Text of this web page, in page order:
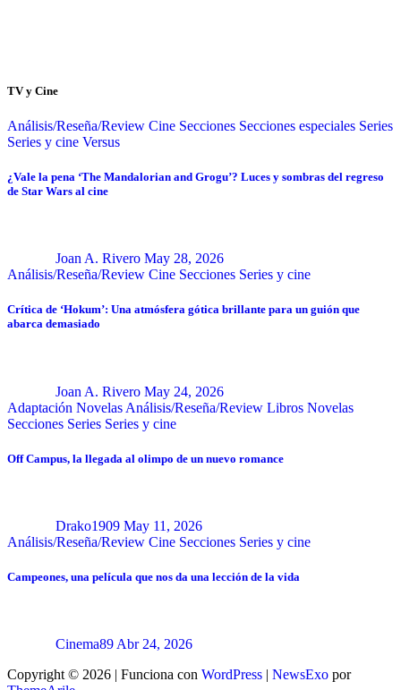
TV y Cine
Análisis/Reseña/Review Cine Secciones Secciones especiales Series
Series y cine Versus
¿Vale la pena ‘The Mandalorian and Grogu’? Luces y sombras del regreso
de Star Wars al cine
Joan A. Rivero May 28, 2026
Análisis/Reseña/Review Cine Secciones Series y cine
Crítica de ‘Hokum’: Una atmósfera gótica brillante para un guión que
abarca demasiado
Joan A. Rivero May 24, 2026
Adaptación Novelas Análisis/Reseña/Review Libros Novelas
Secciones Series Series y cine
Off Campus, la llegada al olimpo de un nuevo romance
Drako1909 May 11, 2026
Análisis/Reseña/Review Cine Secciones Series y cine
Campeones, una película que nos da una lección de la vida
Cinema89 Abr 24, 2026
Copyright © 2026 | Funciona con WordPress | NewsExo por